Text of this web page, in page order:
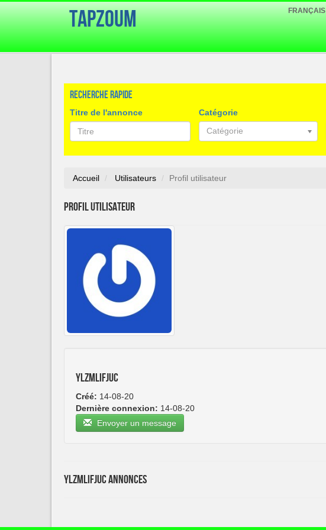
TapZoum FRANÇAIS
Recherche rapide
Titre de l'annonce
Catégorie
Catégorie
Accueil Utilisateurs Profil utilisateur
Profil utilisateur
ylzmlifjuc
Créé: 14-08-20
Dernière connexion: 14-08-20
Envoyer un message
ylzmlifjuc Annonces